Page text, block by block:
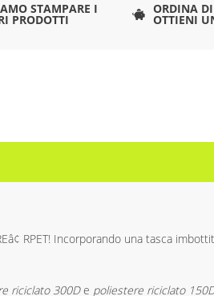
STAMPARE I
PRODOTTI
ORDINA
OTTIENI
RPET! Incorporando una tasca
riciclato 300De poliestere riciclato